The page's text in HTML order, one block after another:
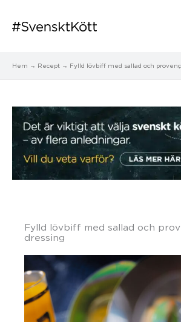
Hem Recept Fylld lövbiff med sallad och
Fylld lövbiff med sallad och
dressing